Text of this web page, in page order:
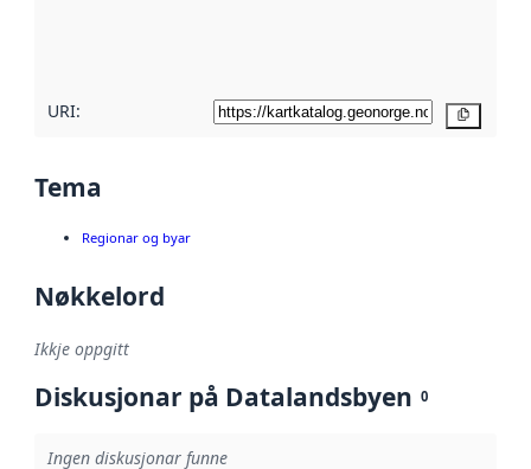
URI:
Tema
Regionar og byar
Nøkkelord
Ikkje oppgitt
Diskusjonar på Datalandsbyen 0
Ingen diskusjonar funne